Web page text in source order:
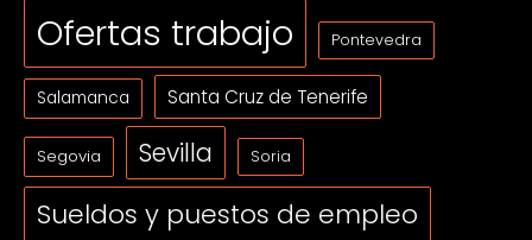
Ofertas trabajo Pontevedra
Salamanca Santa Cruz de Tenerife
Segovia Sevilla Soria
Sueldos y puestos de empleo